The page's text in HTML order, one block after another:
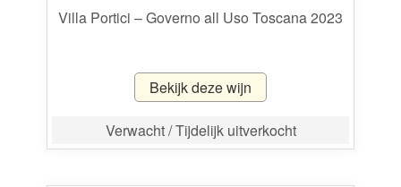
Villa Portici – Governo all Uso Toscana 2023
Bekijk deze wijn
Verwacht / Tijdelijk uitverkocht